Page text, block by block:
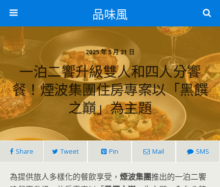
品味風
2025 年 5 月 21 日
一泊二饗升級雙人和四人分饗
餐！煙波集團住房專案以「黑饌
之巔」為主題
Share Tweet Pin Mail SMS
為提供旅人多樣化的餐飲享受， 煙波集團推出的一泊二饗